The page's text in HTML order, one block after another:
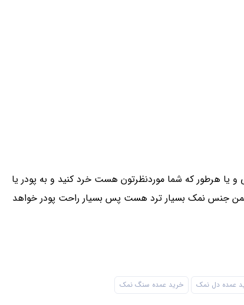
یا هرطور که شما موردنظرتون هست خرد کنید و به پودر یا
ضمن جنس نمک بسیار ترد هست پس بسیار راحت پودر خواهد
عمده دل نمک خرید عمده سنگ نمک